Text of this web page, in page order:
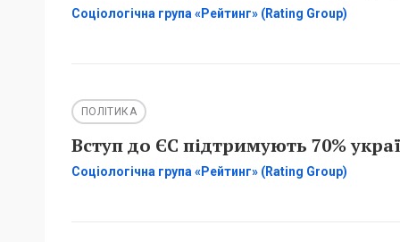
Соціологічна група «Рейтинг» (Rating Group)
ПОЛІТИКА
Вступ до ЄС підтримують 70%
Соціологічна група «Рейтинг» (Rating Group)